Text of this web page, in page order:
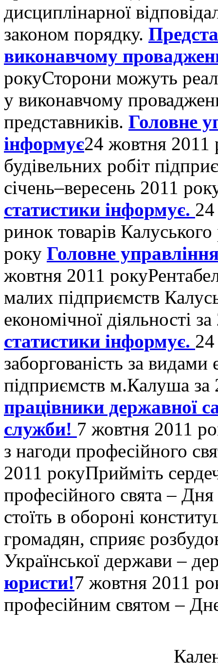
дисциплінарної
законом порядку.
виконавчому
рокуСторони можуть
у виконавчому
представників. Головне
інформує24 жовтня 2011
будівельних робіт
січень–вересень 2011
статистики інформує.
ринок товарів
року Головне
жовтня 2011 року
малих підприємств
економічної діяльності
статистики інформує.
заборгованість за
підприємств м.Калуша
працівники державної
служби! 7 жовтня 2011
з нагоди професійного
2011 рокуПрийміть
професійного свята –
стоїть в обороні
громадян, сприяє
Української держави –
юристи!7 жовтня 2011
професійним святом –